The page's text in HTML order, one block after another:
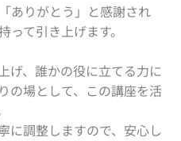
ありがとう」と感謝され
て引き上げます。
げ、誰かの役に立てる力に
の場として、この講座を活
に調整しますので、安心し